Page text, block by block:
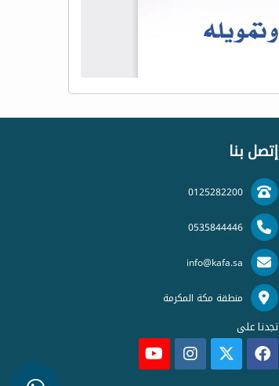
إتصل بنا
0125282200
0535844446
info@kafa.sa
منطقة مكة المكرمة
تجدنا على